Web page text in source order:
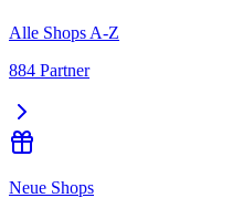
Alle Shops A-Z
884 Partner
Neue Shops